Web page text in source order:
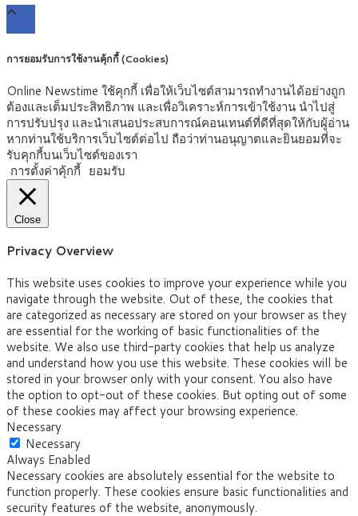
การยอมรับการใช้งานคุ้กกี้ (Cookies)
Online Newstime ใช้คุกกี้ เพื่อให้เว็บไซต์สามารถทำงานได้อย่างถูก
ต้องและเต็มประสิทธิภาพ และเพื่อวิเคราะห์การเข้าใช้งาน นำไปสู่
การปรับปรุง และนำเสนอประสบการณ์คอนเทนต์ที่ดีที่สุดให้กับผู้อ่าน
หากท่านใช้บริการเว็บไซต์ต่อไป ถือว่าท่านอนุญาตและยินยอมที่จะ
รับคุกกี้บนเว็บไซต์ของเรา
การตั้งค่าคุ้กกี้ ยอมรับ
Close
Privacy Overview
This website uses cookies to improve your experience while you
navigate through the website. Out of these, the cookies that
are categorized as necessary are stored on your browser as they
are essential for the working of basic functionalities of the
website. We also use third-party cookies that help us analyze
and understand how you use this website. These cookies will be
stored in your browser only with your consent. You also have
the option to opt-out of these cookies. But opting out of some
of these cookies may affect your browsing experience.
Necessary
Necessary
Always Enabled
Necessary cookies are absolutely essential for the website to
function properly. These cookies ensure basic functionalities and
security features of the website, anonymously.